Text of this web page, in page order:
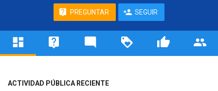
PREGUNTAR SEGUIR
ACTIVIDAD PÚBLICA RECIENTE